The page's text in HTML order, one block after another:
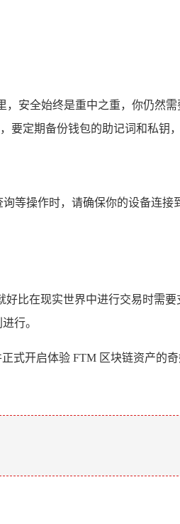
安全始终是重中之重，你仍然
定期备份钱包的助记词和私钥
等操作时，请确保你的设备连
比在现实世界中进行交易时需
行。
式开启体验 FTM 区块链资产